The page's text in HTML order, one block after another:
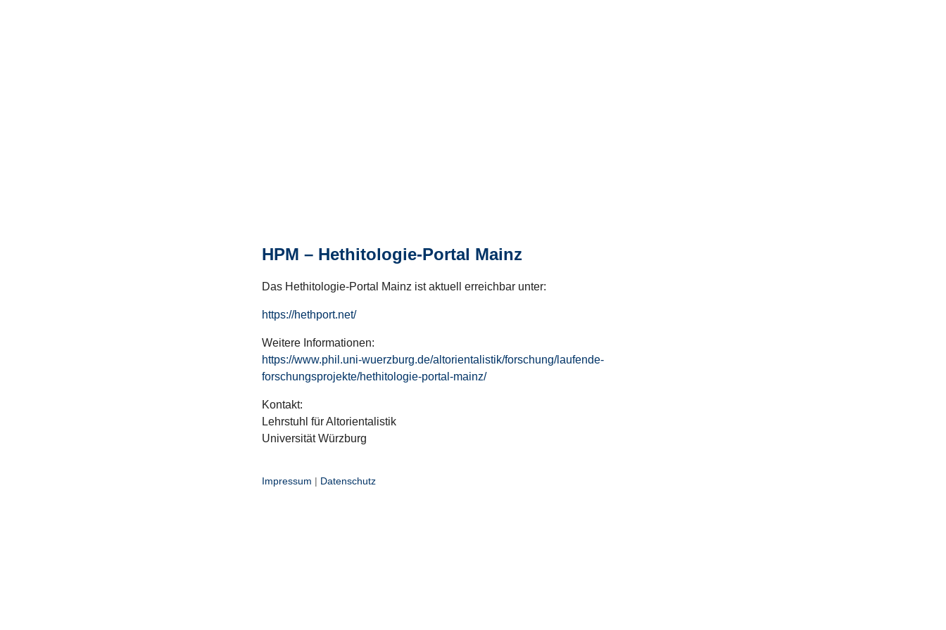
HPM – Hethitologie-Portal Mainz
Das Hethitologie-Portal Mainz ist aktuell erreichbar unter:
https://hethport.net/
Weitere Informationen:
https://www.phil.uni-wuerzburg.de/altorientalistik/forschung/laufende-
forschungsprojekte/hethitologie-portal-mainz/
Kontakt:
Lehrstuhl für Altorientalistik
Universität Würzburg
Impressum | Datenschutz